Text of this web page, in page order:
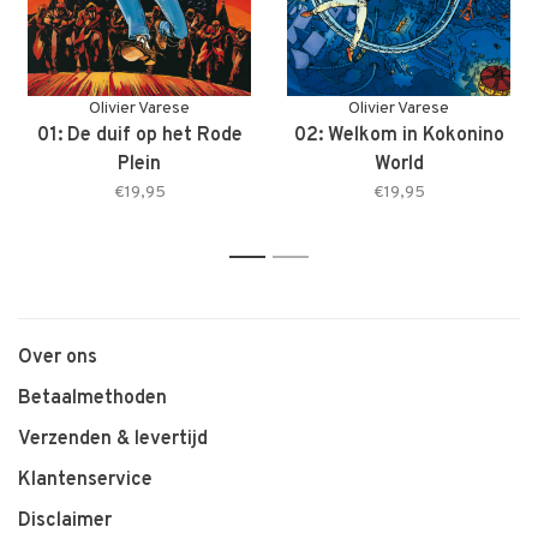
Olivier Varese
01: De duif op het Rode
Plein
€19,95
Olivier Varese
02: Welkom in Kokonino
World
€19,95
1 2
Over ons
Betaalmethoden
Verzenden & levertijd
Klantenservice
Disclaimer